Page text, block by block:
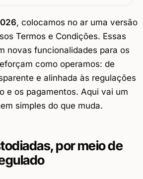
, colocamos no ar uma versão
Termos e Condições. Essas
novas funcionalidades para os
como operamos: de
e alinhada às regulações
e os pagamentos. Aqui vai um
simples do que muda.
por meio de